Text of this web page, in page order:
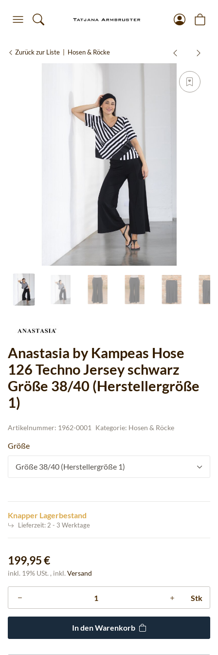
Zurück zur Liste Hosen & Röcke
Anastasia by Kampeas Hose
126 Techno Jersey schwarz
Größe 38/40 (Herstellergröße
1)
Artikelnummer: 1962-0001 Kategorie: Hosen & Röcke
Größe
Größe 38/40 (Herstellergröße 1)
Knapper Lagerbestand
Lieferzeit: 2 - 3 Werktage
199,95 €
inkl. 19% USt. , inkl. Versand
Stk
In den Warenkorb